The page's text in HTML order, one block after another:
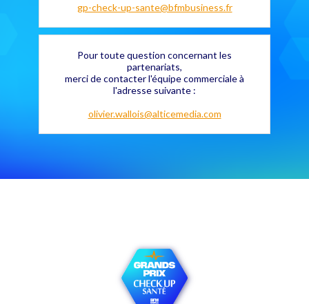
gp-check-up-sante@bfmbusiness.fr
Pour toute question concernant les
partenariats,
merci de contacter l'équipe commerciale à
l'adresse suivante :
olivier.wallois@alticemedia.com